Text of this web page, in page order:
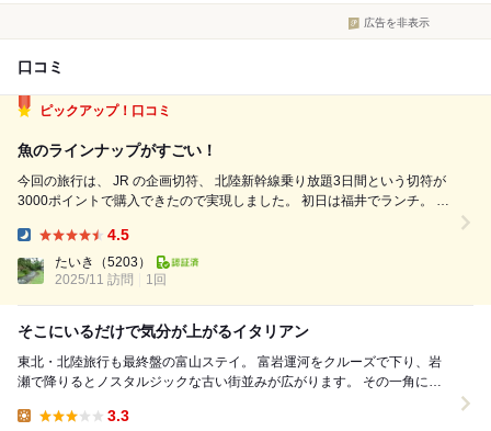
広告を非表示
口コミ
ピックアップ！口コミ
魚のラインナップがすごい！
今回の旅行は、 JR の企画切符、 北陸新幹線乗り放題3日間という切符が
3000ポイントで購入できたので実現しました。 初日は福井でランチ。 そ
予定なんですが、 こちらのお店は翌日はお休みだったので、 どうしても
こ...
4.5
たいき
（5203）
2025/11 訪問
1回
そこにいるだけで気分が上がるイタリアン
東北・北陸旅行も最終盤の富山ステイ。 富岩運河をクルーズで下り、岩
瀬で降りるとノスタルジックな古い街並みが広がります。 その一角に、
3.3